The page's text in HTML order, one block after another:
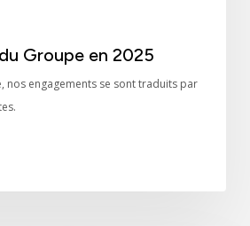
Groupe en 2025
nos engagements se sont traduits par